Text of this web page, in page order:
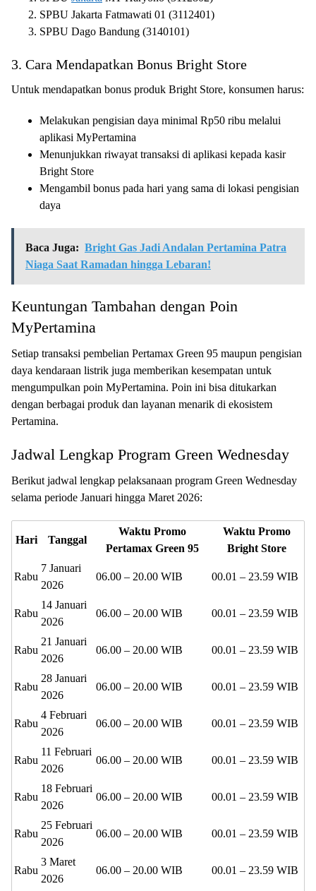
SPBU Jakarta Fatmawati 01 (3112401)
SPBU Dago Bandung (3140101)
3. Cara Mendapatkan Bonus Bright Store
Untuk mendapatkan bonus produk Bright Store, konsumen harus:
Melakukan pengisian daya minimal Rp50 ribu melalui
aplikasi MyPertamina
Menunjukkan riwayat transaksi di aplikasi kepada kasir
Bright Store
Mengambil bonus pada hari yang sama di lokasi pengisian
daya
Baca Juga: Bright Gas Jadi Andalan Pertamina Patra
Niaga Saat Ramadan hingga Lebaran!
Keuntungan Tambahan dengan Poin
MyPertamina
Setiap transaksi pembelian Pertamax Green 95 maupun pengisian
daya kendaraan listrik juga memberikan kesempatan untuk
mengumpulkan poin MyPertamina. Poin ini bisa ditukarkan
dengan berbagai produk dan layanan menarik di ekosistem
Pertamina.
Jadwal Lengkap Program Green Wednesday
Berikut jadwal lengkap pelaksanaan program Green Wednesday
selama periode Januari hingga Maret 2026:
Hari Tanggal
Waktu Promo
Pertamax Green 95
Waktu Promo
Bright Store
Rabu
7 Januari
2026
06.00 – 20.00 WIB 00.01 – 23.59 WIB
Rabu
14 Januari
2026
06.00 – 20.00 WIB 00.01 – 23.59 WIB
Rabu
21 Januari
2026
06.00 – 20.00 WIB 00.01 – 23.59 WIB
Rabu
28 Januari
2026
06.00 – 20.00 WIB 00.01 – 23.59 WIB
Rabu
4 Februari
2026
06.00 – 20.00 WIB 00.01 – 23.59 WIB
Rabu
11 Februari
2026
06.00 – 20.00 WIB 00.01 – 23.59 WIB
Rabu
18 Februari
2026
06.00 – 20.00 WIB 00.01 – 23.59 WIB
Rabu
25 Februari
2026
06.00 – 20.00 WIB 00.01 – 23.59 WIB
Rabu
3 Maret
2026
06.00 – 20.00 WIB 00.01 – 23.59 WIB